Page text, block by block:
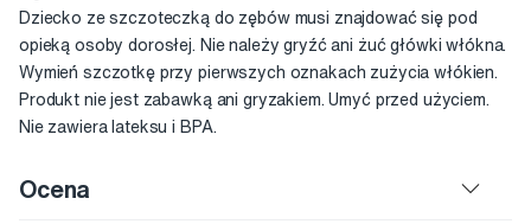
Dziecko ze szczoteczką do zębów musi znajdować się pod
opieką osoby dorosłej. Nie należy gryźć ani żuć główki włókna.
Wymień szczotkę przy pierwszych oznakach zużycia włókien.
Produkt nie jest zabawką ani gryzakiem. Umyć przed użyciem.
Nie zawiera lateksu i BPA.
Ocena